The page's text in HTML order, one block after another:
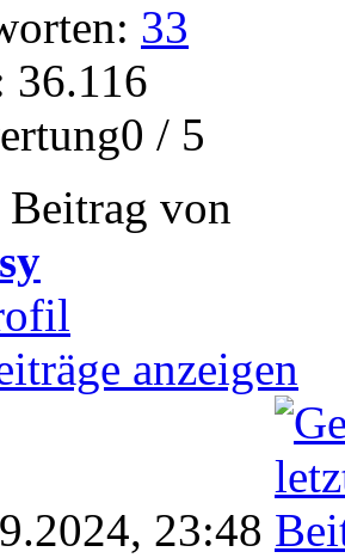
33
36.116
/ 5
von
anzeigen
23:48